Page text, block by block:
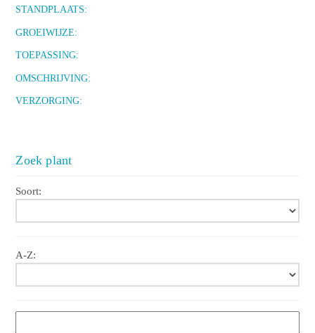
STANDPLAATS:
GROEIWIJZE:
TOEPASSING:
OMSCHRIJVING:
VERZORGING:
Zoek plant
Soort:
A-Z: